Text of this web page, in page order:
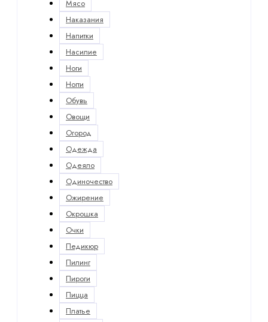
Мясо
Наказания
Напитки
Насилие
Ноги
Ногти
Обувь
Овощи
Огород
Одежда
Одеяло
Одиночество
Ожирение
Окрошка
Очки
Педикюр
Пилинг
Пироги
Пицца
Платье